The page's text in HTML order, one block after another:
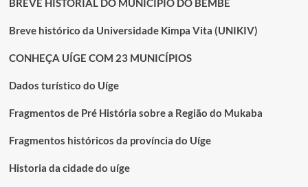
BREVE HISTORIAL DO MUNICÍPIO DO BEMBE
Breve histórico da Universidade Kimpa Vita (UNIKIV)
CONHEÇA UÍGE COM 23 MUNICÍPIOS
Dados turístico do Uíge
Fragmentos de Pré História sobre a Região do Mukaba
Fragmentos históricos da província do Uíge
Historia da cidade do uíge